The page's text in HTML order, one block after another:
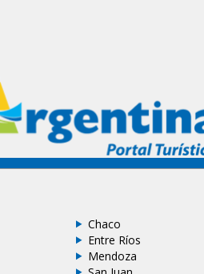
Chaco
Entre Ríos
Mendoza